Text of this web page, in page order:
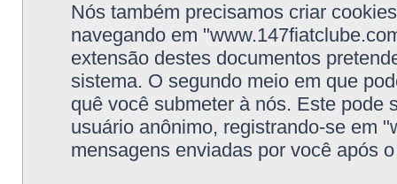
Nós também precisamos criar
navegando em
extensão destes documentos
sistema. O segundo meio em que
quê você submeter à nós. Este pode
usuário anônimo, registrando-se em
mensagens enviadas por você após